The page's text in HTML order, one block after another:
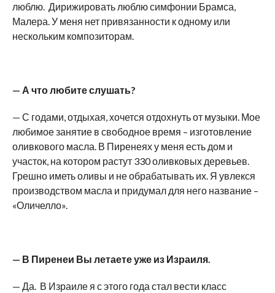
люблю. Дирижировать люблю симфонии Брамса,
Малера. У меня нет привязанности к одному или
нескольким композиторам.
— А что любите слушать?
— С годами, отдыхая, хочется отдохнуть от музыки. Мое
любимое занятие в свободное время – изготовление
оливкового масла. В Пиренеях у меня есть дом и
участок, на котором растут 330 оливковых деревьев.
Грешно иметь оливы и не обрабатывать их. Я увлекся
производством масла и придумал для него название –
«Оличелло».
— В Пиренеи Вы летаете уже из Израиля.
— Да. В Израиле я с этого года стал вести класс